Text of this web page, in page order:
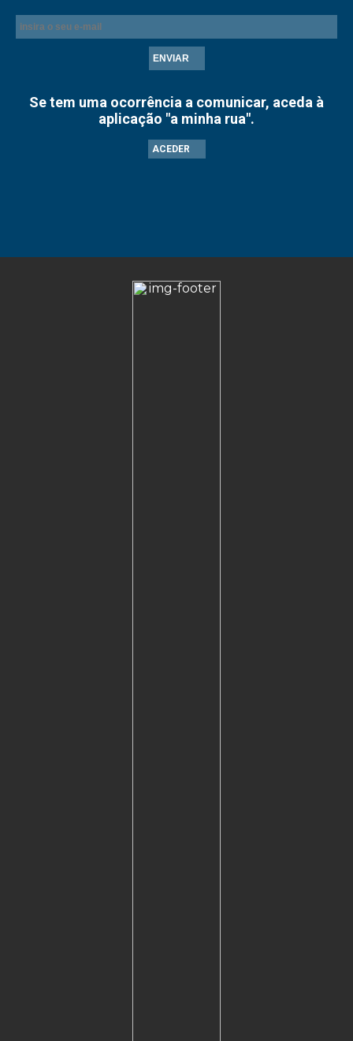
ENVIAR
Se tem uma ocorrência a comunicar, aceda à
aplicação "a minha rua".
ACEDER